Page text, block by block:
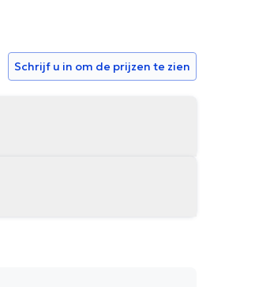
Schrijf u in om de prijzen te zien